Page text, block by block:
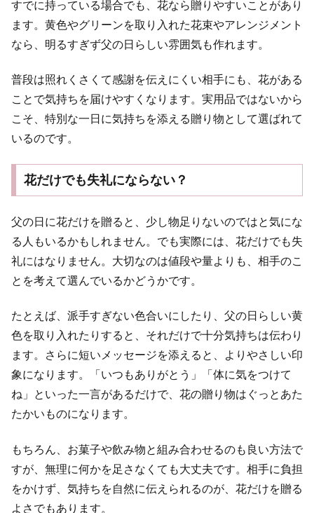
すでに持っている場合でも、花なら贈りやすいことがあり
ます。黄色やグリーンを取り入れた花束やアレンジメント
なら、明るすぎず父の日らしい雰囲気も作れます。
普段は照れくさくて感謝を伝えにくい相手にも、花がある
ことで気持ちを届けやすくなります。実用品ではないから
こそ、特別な一日に気持ちを添える贈り物として選ばれて
いるのです。
花だけでも失礼にならない？
父の日に花だけを贈ると、少し物足りないのではと気にな
る人もいるかもしれません。でも実際には、花だけでも失
礼にはなりません。大切なのは値段や量よりも、相手のこ
とを考えて選んでいるかどうかです。
たとえば、派手すぎない色合いにしたり、父の日らしい黄
色を取り入れたりすると、それだけで十分気持ちは伝わり
ます。さらに短いメッセージを添えると、よりやさしい印
象になります。「いつもありがとう」「体に気をつけて
ね」といった一言があるだけで、花の贈り物はぐっとあた
たかいものになります。
もちろん、お菓子や飲み物と組み合わせるのも良い方法で
すが、無理に何かを足さなくても大丈夫です。相手に負担
をかけず、気持ちを自然に伝えられるのが、花だけを贈る
よさでもあります。